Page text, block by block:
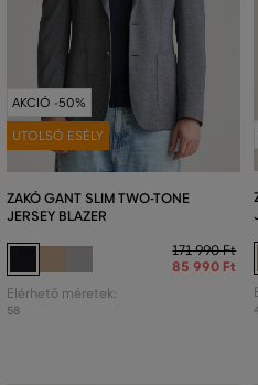
AKCIÓ -50%
UTOLSÓ ESÉLY
ZAKÓ GANT SLIM TWO-TONE
JERSEY BLAZER
171 990 Ft
85 990 Ft
Elérhető méretek:
58